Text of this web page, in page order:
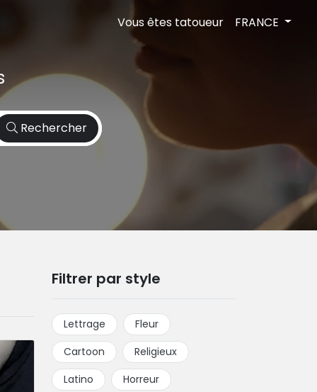
Vous êtes tatoueur FRANCE
Rechercher
Filtrer par style
Lettrage
Fleur
Cartoon
Religieux
Latino
Horreur